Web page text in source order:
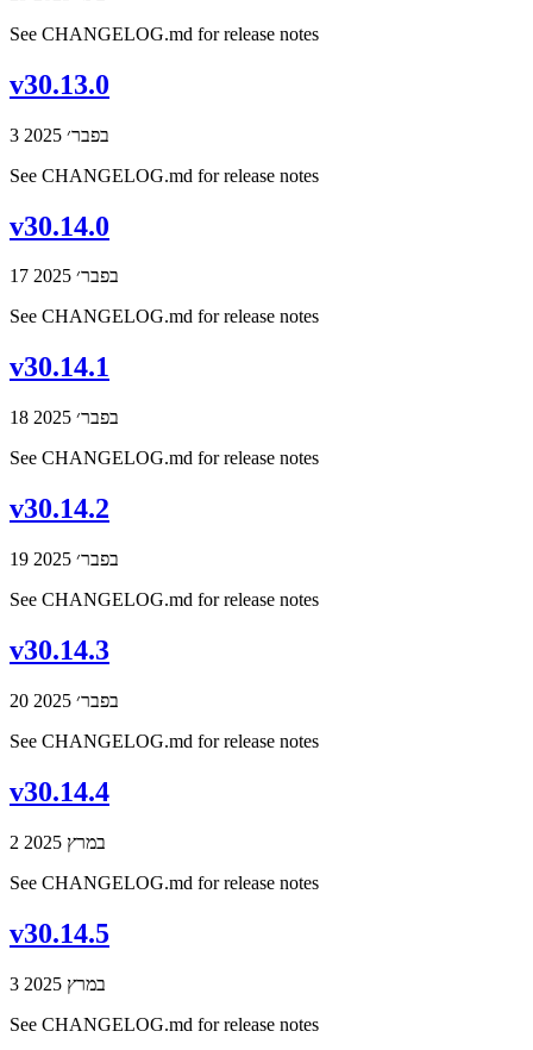
See CHANGELOG.md for release notes
v30.13.0
3 בפבר׳ 2025
See CHANGELOG.md for release notes
v30.14.0
17 בפבר׳ 2025
See CHANGELOG.md for release notes
v30.14.1
18 בפבר׳ 2025
See CHANGELOG.md for release notes
v30.14.2
19 בפבר׳ 2025
See CHANGELOG.md for release notes
v30.14.3
20 בפבר׳ 2025
See CHANGELOG.md for release notes
v30.14.4
2 במרץ 2025
See CHANGELOG.md for release notes
v30.14.5
3 במרץ 2025
See CHANGELOG.md for release notes